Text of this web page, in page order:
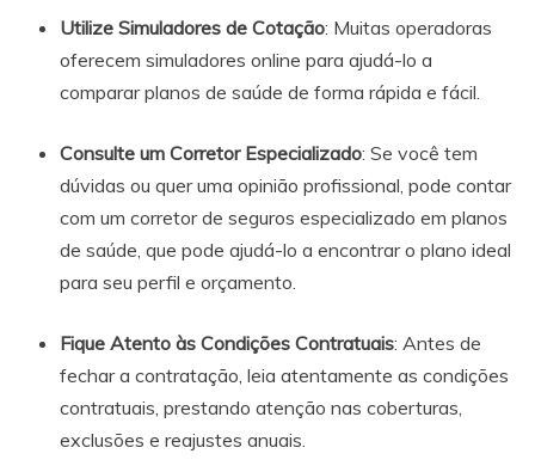
Utilize Simuladores de Cotação: Muitas operadoras
oferecem simuladores online para ajudá-lo a
comparar planos de saúde de forma rápida e fácil.
Consulte um Corretor Especializado: Se você tem
dúvidas ou quer uma opinião profissional, pode contar
com um corretor de seguros especializado em planos
de saúde, que pode ajudá-lo a encontrar o plano ideal
para seu perfil e orçamento.
Fique Atento às Condições Contratuais: Antes de
fechar a contratação, leia atentamente as condições
contratuais, prestando atenção nas coberturas,
exclusões e reajustes anuais.